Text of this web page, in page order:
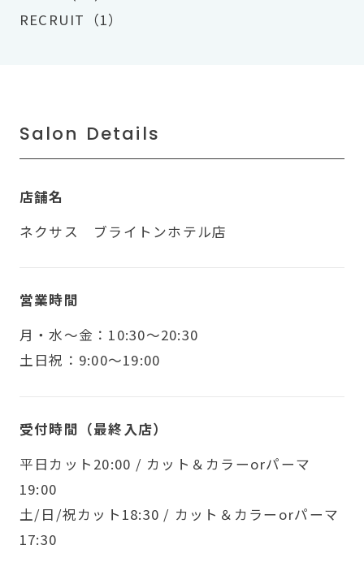
RECRUIT（1）
Salon Details
店舗名
ネクサス ブライトンホテル店
営業時間
月・水〜金：10:30～20:30
土日祝：9:00～19:00
受付時間（最終入店）
平日カット20:00 / カット＆カラーorパーマ
19:00
土/日/祝カット18:30 / カット＆カラーorパーマ
17:30